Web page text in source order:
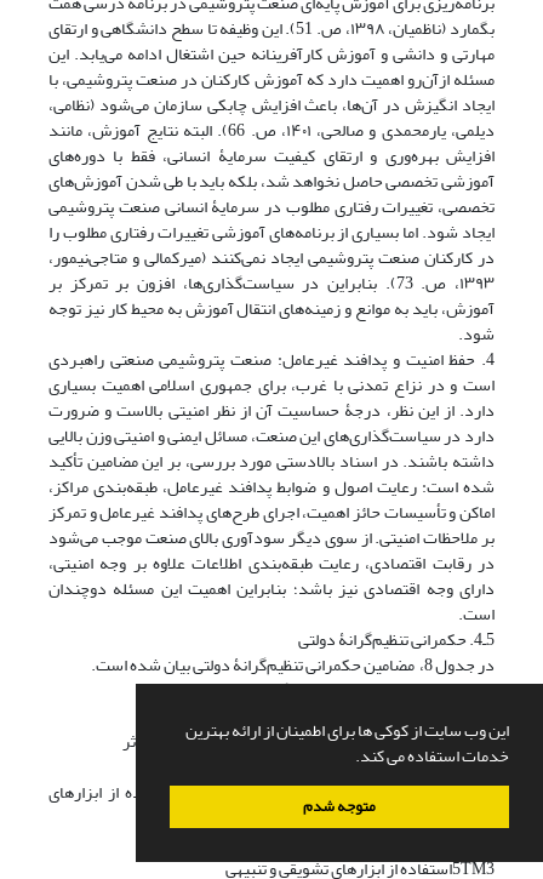
این وب سایت از کوکی ها برای اطمینان از ارائه بهترین
خدمات استفاده می کند.
متوجه شدم
بگمارد ‏(ناظمیان، ۱۳۹۸، ص. 51). این وظیفه تا سطح دانشگاهی و ارتقای
مهارتی و دانشی و آموزش کارآفرینانه حین اشتغال ادامه می‌یابد. این
مسئله از‌آن‌رو اهمیت دارد که آموزش کارکنان در صنعت پتروشیمی، با
ایجاد انگیزش در آن‌ها، باعث افزایش چابکی سازمان می‌شود ‏(نظامی،
دیلمی، یارمحمدی و صالحی، ۱۴۰۱، ص. 66). البته نتایج آموزش، مانند
افزایش بهره‌وری و ارتقای کیفیت سرمایۀ انسانی، فقط با دوره‌های
آموزشی تخصصی حاصل نخواهد شد، بلکه باید با طی شدن آموزش‌های
تخصصی، تغییرات رفتاری مطلوب در سرمایۀ انسانی صنعت پتروشیمی
ایجاد شود. اما بسیاری از برنامه‌های آموزشی تغییرات رفتاری مطلوب را
در کارکنان صنعت پتروشیمی ایجاد نمی‌کنند ‏(میرکمالی و متاجی‌نیمور،
۱۳۹۳، ص. 73). بنابراین در سیاست‌گذاری‌ها، افزون بر تمرکز بر
آموزش، باید به موانع و زمینه‌های انتقال آموزش به محیط کار نیز توجه
شود.
4. حفظ امنیت و پدافند غیرعامل: صنعت پتروشیمی صنعتی راهبردی
است و در نزاع تمدنی با غرب، برای جمهوری اسلامی اهمیت بسیاری
دارد. از این نظر، درجۀ حساسیت آن از نظر امنیتی بالاست و ضرورت
دارد در سیاست‌گذاری‌های این صنعت، مسائل ایمنی و امنیتی وزن بالایی
داشته باشند. در اسناد بالادستی مورد بررسی، بر این مضامین تأکید
شده است: رعایت اصول و ضوابط پدافند غیرعامل، طبقه‌بندی مراکز،
اماکن و تأسیسات حائز اهمیت، اجرای طرح‌های پدافند غیرعامل و تمرکز
بر ملاحظات امنیتی. از سوی دیگر سودآوری بالای صنعت موجب می‌شود
در رقابت اقتصادی، رعایت طبقه‌بندی اطلاعات علاوه بر وجه امنیتی،
دارای وجه اقتصادی نیز باشد؛ بنابراین اهمیت این مسئله دوچندان
است.
5ـ4. حکمرانی تنظیم‌گرانۀ دولتی
در جدول 8، مضامین حکمرانی تنظیم‌گرانۀ دولتی بیان شده است.
جدول 8. مضامین حکمرانی تنظیم‌گرانۀ دولتی
1 MO22 روان‌سازی نظام قیمت‌گذاری نظام قیمت‌گذاری مؤثر
2HF2ایجاد ثبات در سطح عمومی قیمت‌ها
3 MO22 روزآمدسازی شیوه‌های نظارت بر بازار استفاده از ابزارهای
5TM3استفاده از ابزارهای تشویقی و تنبیهی